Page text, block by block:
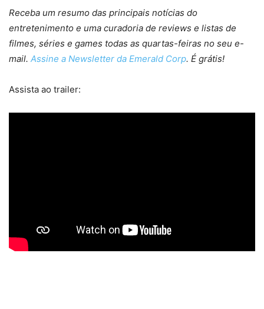
Receba um resumo das principais notícias do
entretenimento e uma curadoria de reviews e listas de
filmes, séries e games todas as quartas-feiras no seu e-
mail. Assine a Newsletter da Emerald Corp. É grátis!
Assista ao trailer: